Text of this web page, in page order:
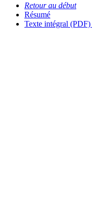
Retour au début
Résumé
Texte intégral (PDF)